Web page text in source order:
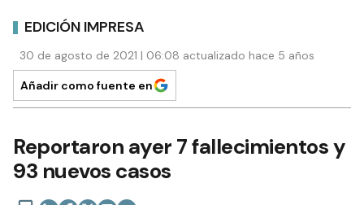
EDICIÓN IMPRESA
30 de agosto de 2021 | 06:08 actualizado hace 5 años
Añadir como fuente en
Reportaron ayer 7 fallecimientos y
93 nuevos casos